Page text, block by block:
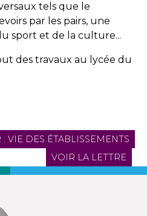
tels que le
par les pairs, une
sport et de la culture...
des travaux au lycée du
: VIE DES ÉTABLISSEMENTS
VOIR LA LETTRE